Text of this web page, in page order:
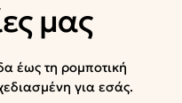
μας
έως τη ρομποτική
για εσάς.